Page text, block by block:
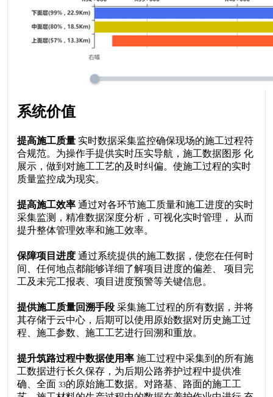
系统价值
提高施工质量 实时数据采集监控确保现场的施工过程符
合规范。为操作手提供实时压实导航，施工数据图形 化
展示，做到对施工工艺的及时纠偏。使施工过程的实时
质量监控成为现实。
提高施工效率 通过对各环节施工质量和施工进度的实时
采集监测，精准数据深度分析，可视化实时管理，
从而
提升整体管理效率和施工效率。
保障项目进度 通过系统提供的施工数据，使您在任何时
间、任何地点都能够详细了解项目进度的偏差、 项目完
工及未完工报表、项目进度预警等关键信息。
提供施工质量回溯手段 采集施工过程的所有数据，并将
其存储于云中心，后期可以使用原始数据对历史施工过
程、施工参数、施工工艺进行回溯和重放。
提升筑路过程中数据使用率 施工过程中采集到的所有施
工数据进行长久保存，为后期公路养护过程中提供准
确、全面 33的原始施工数据。对路基、路面的施工工